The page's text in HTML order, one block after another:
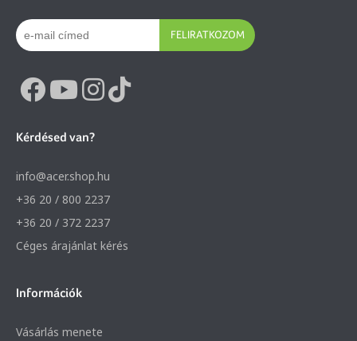
FELIRATKOZOM
Kérdésed van?
info@acer.shop.hu
+36 20 / 800 2237
+36 20 / 372 2237
Céges árajánlat kérés
Információk
Vásárlás menete